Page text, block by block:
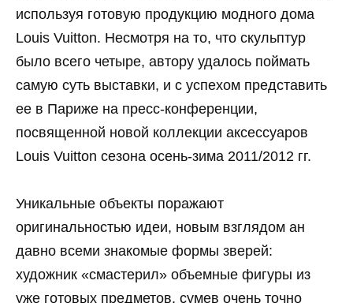
используя готовую продукцию модного дома
Louis Vuitton. Несмотря на то, что скульптур
было всего четыре, автору удалось поймать
самую суть выставки, и с успехом представить
ее в Париже на пресс-конференции,
посвященной новой коллекции аксессуаров
Louis Vuitton сезона осень-зима 2011/2012 гг.
Уникальные объекты поражают
оригинальностью идеи, новым взглядом ан
давно всеми знакомые формы зверей:
художник «смастерил» объемные фигуры из
уже готовых предметов, сумев очень точно